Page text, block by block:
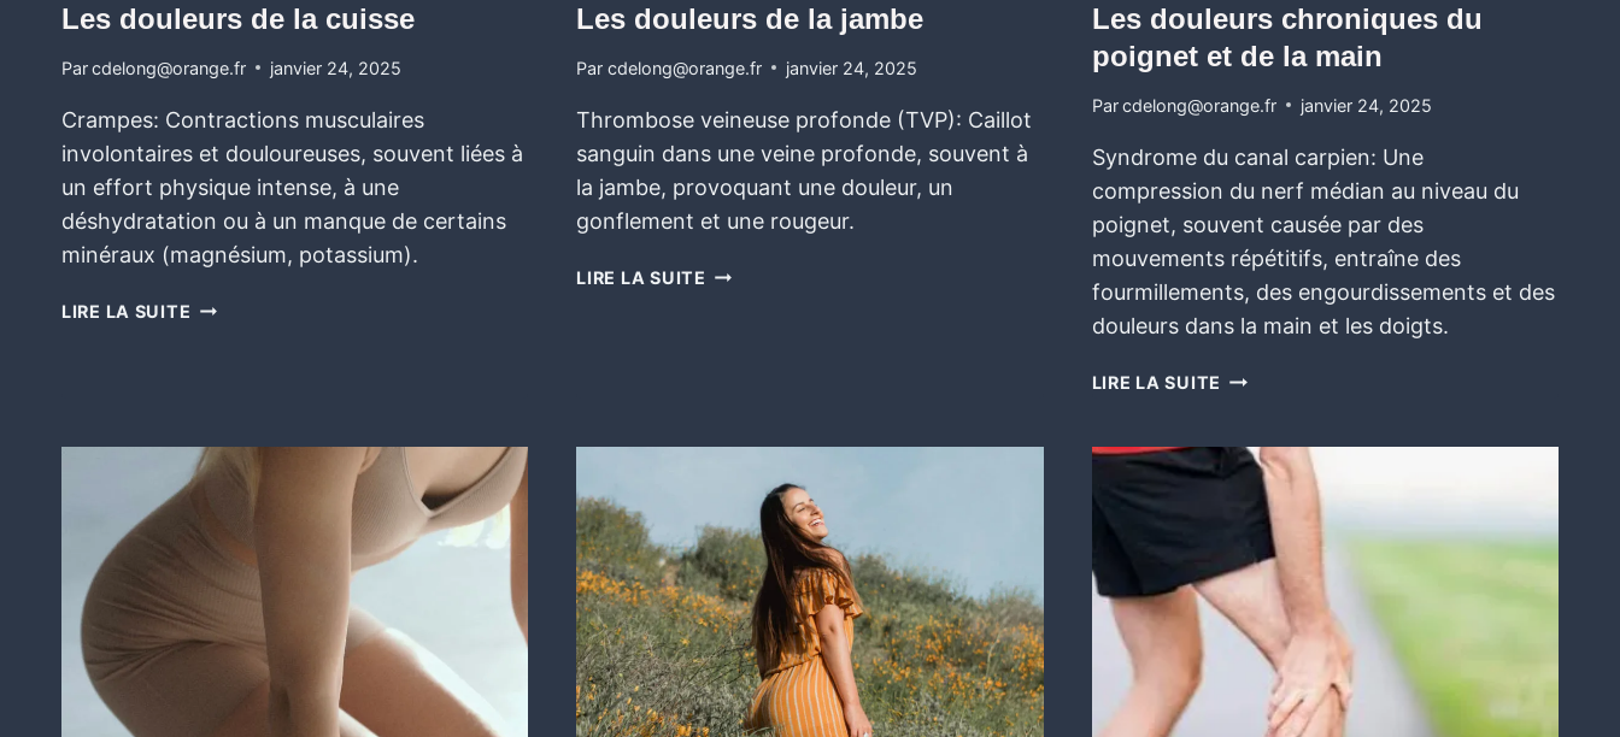
Les douleurs de la cuisse
Parcdelong@orange.fr janvier 24, 2025
Crampes: Contractions musculaires
involontaires et douloureuses, souvent liées à
un effort physique intense, à une
déshydratation ou à un manque de certains
minéraux (magnésium, potassium).
LIRE LA SUITE
Les douleurs de la jambe
Par cdelong@orange.fr janvier 24, 2025
Thrombose veineuse profonde (TVP): Caillot
sanguin dans une veine profonde, souvent à
la jambe, provoquant une douleur, un
gonflement et une rougeur.
LIRE LA SUITE
Les douleurs chroniques du
poignet et de la main
Parcdelong@orange.fr janvier 24, 2025
Syndrome du canal carpien: Une
compression du nerf médian au niveau du
poignet, souvent causée par des
mouvements répétitifs, entraîne des
fourmillements, des engourdissements et des
douleurs dans la main et les doigts.
LIRE LA SUITE